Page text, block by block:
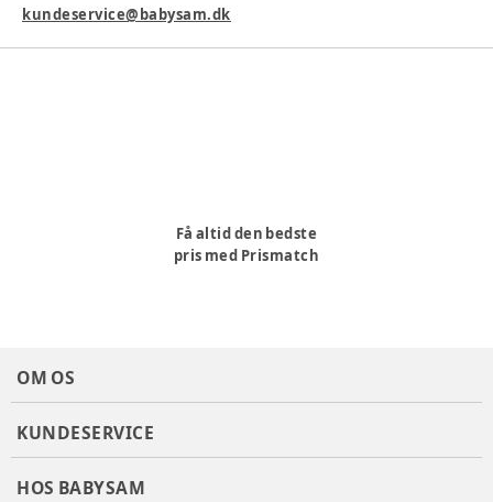
kundeservice@babysam.dk
Få altid den bedste
pris med Prismatch
OM OS
KUNDESERVICE
HOS BABYSAM